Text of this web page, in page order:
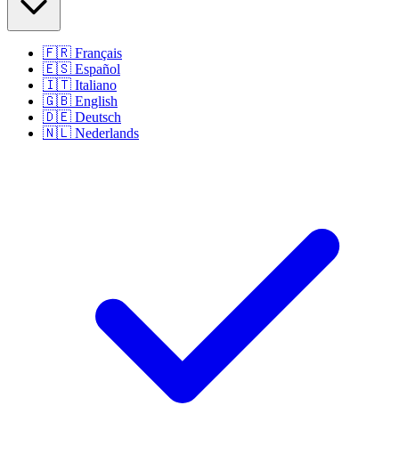
🇫🇷 Français
🇪🇸 Español
🇮🇹 Italiano
🇬🇧 English
🇩🇪 Deutsch
🇳🇱 Nederlands